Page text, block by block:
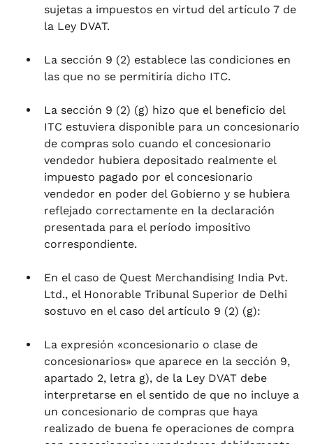
sujetas a impuestos en virtud del artículo 7 de
la Ley DVAT.
La sección 9 (2) establece las condiciones en
las que no se permitiría dicho ITC.
La sección 9 (2) (g) hizo que el beneficio del
ITC estuviera disponible para un concesionario
de compras solo cuando el concesionario
vendedor hubiera depositado realmente el
impuesto pagado por el concesionario
vendedor en poder del Gobierno y se hubiera
reflejado correctamente en la declaración
presentada para el período impositivo
correspondiente.
En el caso de Quest Merchandising India Pvt.
Ltd., el Honorable Tribunal Superior de Delhi
sostuvo en el caso del artículo 9 (2) (g):
La expresión «concesionario o clase de
concesionarios» que aparece en la sección 9,
apartado 2, letra g), de la Ley DVAT debe
interpretarse en el sentido de que no incluye a
un concesionario de compras que haya
realizado de buena fe operaciones de compra